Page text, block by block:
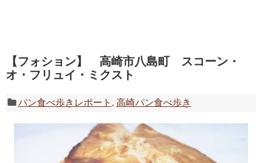
【フォション】 高崎市八島町 スコーン・
オ・フリュイ・ミクスト
パン食べ歩きレポート , 高崎パン食べ歩き